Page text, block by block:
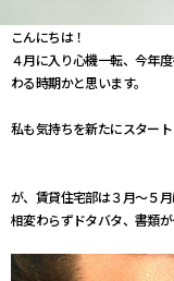
こんにちは！
４月に入り心機一転、今年
わる時期かと思います。
私も気持ちを新たにスター
が、賃貸住宅部は３月～５月
相変わらずドタバタ、書類